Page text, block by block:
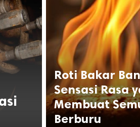
Roti Bakar
Sensasi Rasa
Membuat
Berburu